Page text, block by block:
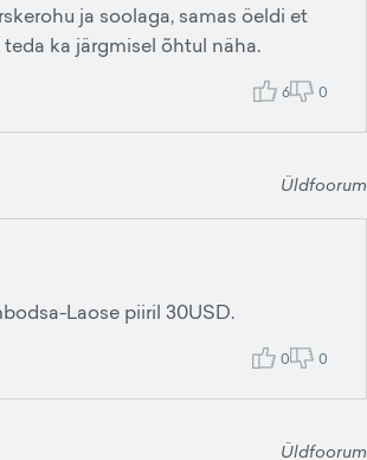
ja soolaga, samas öeldi et
ka järgmisel õhtul näha.
6 0
Üldfoorum
Laose piiril 30USD.
0 0
Üldfoorum